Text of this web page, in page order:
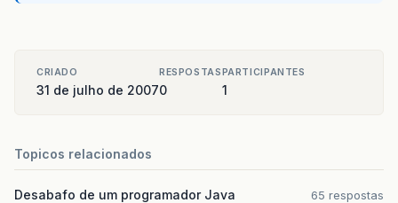
CRIADO
31 de julho de 2007
RESPOSTAS
0
PARTICIPANTES
1
Topicos relacionados
Desabafo de um programador Java 65 respostas